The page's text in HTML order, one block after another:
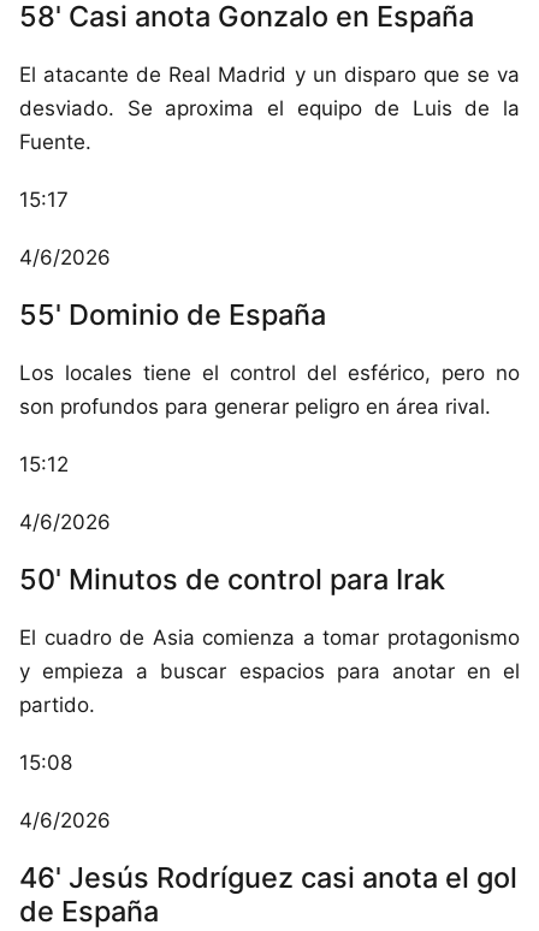
58' Casi anota Gonzalo en España
El atacante de Real Madrid y un disparo que se va
desviado. Se aproxima el equipo de Luis de la
Fuente.
15:17
4/6/2026
55' Dominio de España
Los locales tiene el control del esférico, pero no
son profundos para generar peligro en área rival.
15:12
4/6/2026
50' Minutos de control para Irak
El cuadro de Asia comienza a tomar protagonismo
y empieza a buscar espacios para anotar en el
partido.
15:08
4/6/2026
46' Jesús Rodríguez casi anota el gol
de España